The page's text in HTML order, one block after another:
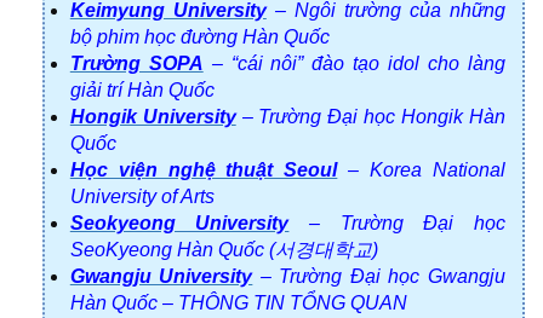
Keimyung University– Ngôi trường của những
bộ phim học đường Hàn Quốc
Trường SOPA – “cái nôi” đào tạo idol cho làng
giải trí Hàn Quốc
Hongik University– Trường Đại học Hongik Hàn
Quốc
Học viện nghệ thuật Seoul– Korea National
University of Arts
Seokyeong University– Trường Đại học
SeoKyeong Hàn Quốc (서경대학교)
Gwangju University– Trường Đại học Gwangju
Hàn Quốc – THÔNG TIN TỔNG QUAN